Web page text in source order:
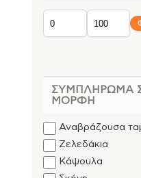
ΣΥΜΠΛΉΡΩΜΑ
ΜΟΡΦΉ
Αναβράζουσα
Ζελεδάκια
Κάψουλα